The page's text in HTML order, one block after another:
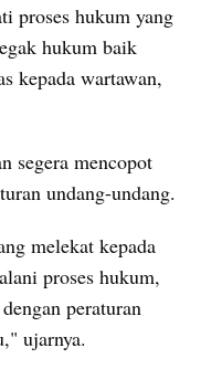
proses hukum yang
hukum baik
kepada wartawan,
segera mencopot
undang-undang.
melekat kepada
proses hukum,
peraturan
ujarnya.